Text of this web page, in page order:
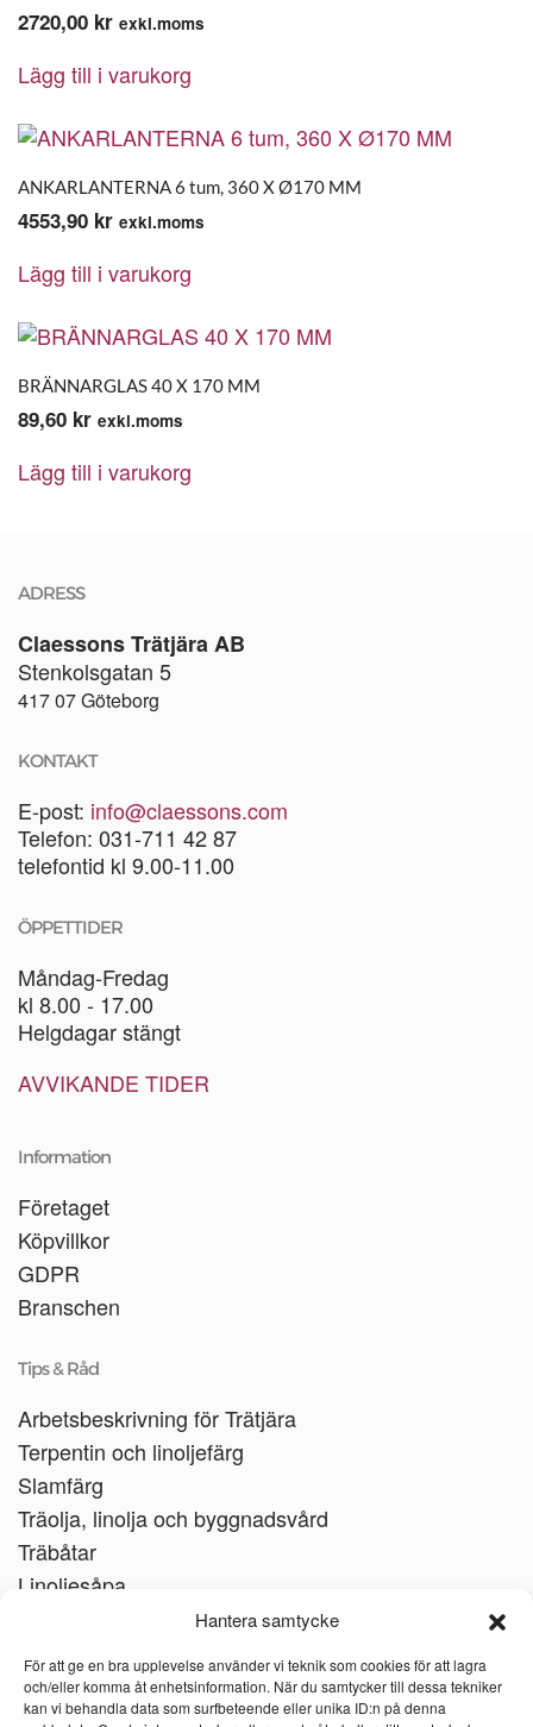
Hantera samtycke
För att ge en bra upplevelse använder vi teknik som cookies för att lagra
och/eller komma åt enhetsinformation. När du samtycker till dessa tekniker
kan vi behandla data som surfbeteende eller unika ID:n på denna
2720,00 kr exkl.moms
Lägg till i varukorg
ANKARLANTERNA 6 tum, 360 X Ø170 MM
4553,90 kr exkl.moms
Lägg till i varukorg
BRÄNNARGLAS 40 X 170 MM
89,60 kr exkl.moms
Lägg till i varukorg
ADRESS
Claessons Trätjära AB
Stenkolsgatan 5
417 07 Göteborg
KONTAKT
E-post: info@claessons.com
Telefon: 031-711 42 87
telefontid kl 9.00-11.00
ÖPPETTIDER
Måndag-Fredag
kl 8.00 - 17.00
Helgdagar stängt
AVVIKANDE TIDER
Information
Företaget
Köpvillkor
GDPR
Branschen
Tips & Råd
Arbetsbeskrivning för Trätjära
Terpentin och linoljefärg
Slamfärg
Träolja, linolja och byggnadsvård
Träbåtar
Linoljesåpa